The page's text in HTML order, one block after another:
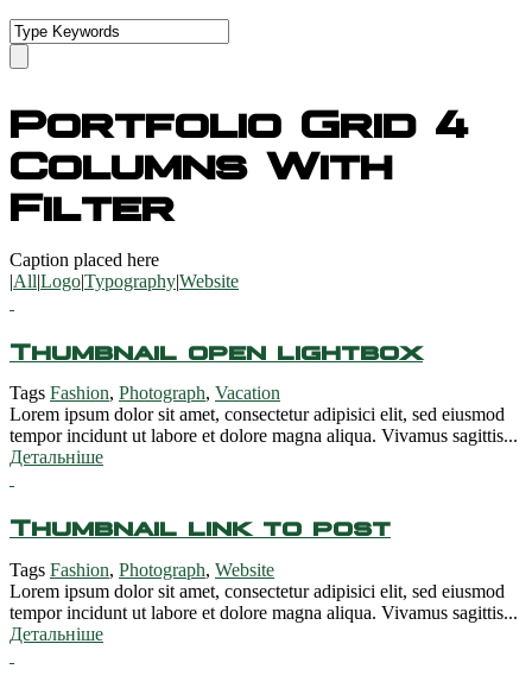
Portfolio Grid 4
Columns With
Filter
Caption placed here
|All|Logo|Typography|Website
Thumbnail open lightbox
Tags Fashion, Photograph, Vacation
Lorem ipsum dolor sit amet, consectetur adipisici elit, sed eiusmod
tempor incidunt ut labore et dolore magna aliqua. Vivamus sagittis...
Детальніше
Thumbnail link to post
Tags Fashion, Photograph, Website
Lorem ipsum dolor sit amet, consectetur adipisici elit, sed eiusmod
tempor incidunt ut labore et dolore magna aliqua. Vivamus sagittis...
Детальніше